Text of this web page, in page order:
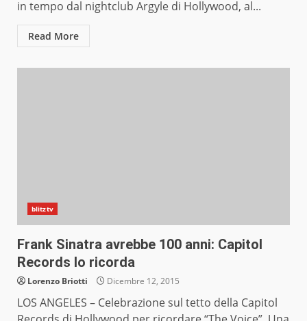
in tempo dal nightclub Argyle di Hollywood, al...
Read More
blitztv
Frank Sinatra avrebbe 100 anni: Capitol
Records lo ricorda
Lorenzo Briotti Dicembre 12, 2015
LOS ANGELES – Celebrazione sul tetto della Capitol